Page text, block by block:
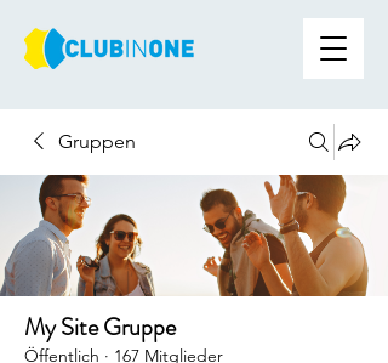
Gruppen
My Site Gruppe
Öffentlich · 167 Mitglieder